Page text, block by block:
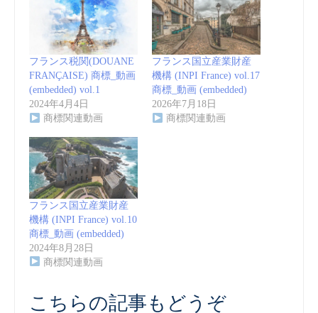
フランス税関(DOUANE
FRANÇAISE) 商標_動画
(embedded) vol.1
2024年4月4日
商標関連動画
フランス国立産業財産
機構 (INPI France) vol.17
商標_動画 (embedded)
2026年7月18日
商標関連動画
フランス国立産業財産
機構 (INPI France) vol.10
商標_動画 (embedded)
2024年8月28日
商標関連動画
こちらの記事もどうぞ